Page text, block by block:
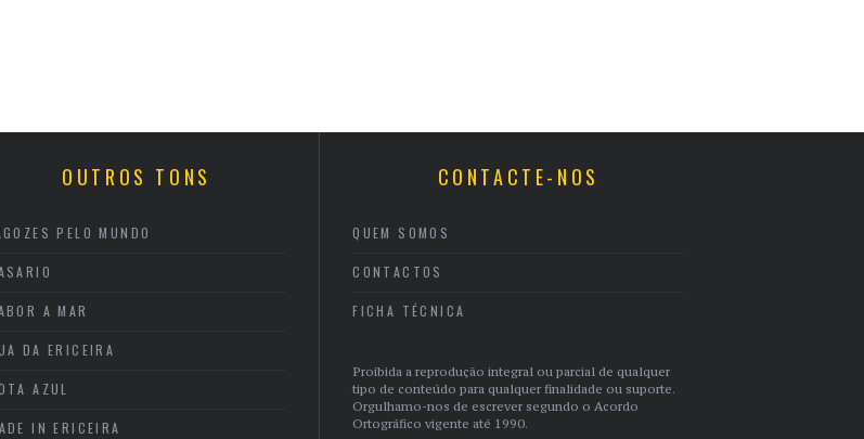
OUTROS TONS
PELO MUNDO
A MAR
DA ERICEIRA
AZUL
IN ERICEIRA
CONTACTE-NOS
QUEM SOMOS
CONTACTOS
FICHA TÉCNICA
Proibida a reprodução integral ou parcial de qualquer
tipo de conteúdo para qualquer finalidade ou suporte.
Orgulhamo-nos de escrever segundo o Acordo
Ortográfico vigente até 1990.